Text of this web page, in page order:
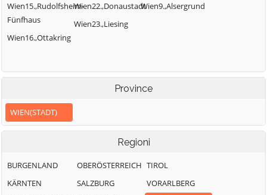
Wien15.,Rudolfsheim-
Fünfhaus
Wien16.,Ottakring
Wien22.,Donaustadt
Wien23.,Liesing
Wien9.,Alsergrund
Province
WIEN(STADT)
Regioni
BURGENLAND
KÄRNTEN
OBERÖSTERREICH
SALZBURG
TIROL
VORARLBERG